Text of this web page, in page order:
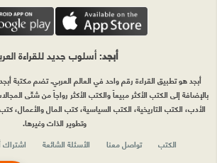
أبجد: أسلوب جديد للقراءة
أبجد هو تطبيق القراءة رقم واحد في العالم العربي. تضم مكتبة
بالإضافة إلى الكتب الأكثر مبيعاً والكتب الأكثر رواجاً من شتّى
الأدب، الكتب التاريخية، الكتب السياسية، كتب المال والأعمال،
وتطوير الذات وغيرها.
الكتب
تواصل معنا الأسئلة الشائعة اشتراك